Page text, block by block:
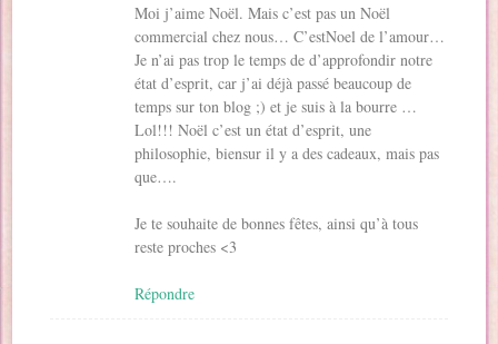
Moi j’aime Noël. Mais c’est pas un Noël
commercial chez nous… C’estNoel de l’amour…
Je n’ai pas trop le temps de d’approfondir notre
état d’esprit, car j’ai déjà passé beaucoup de
temps sur ton blog ;) et je suis à la bourre …
Lol!!! Noël c’est un état d’esprit, une
philosophie, biensur il y a des cadeaux, mais pas
que….
Je te souhaite de bonnes fêtes, ainsi qu’à tous
reste proches <3
Répondre